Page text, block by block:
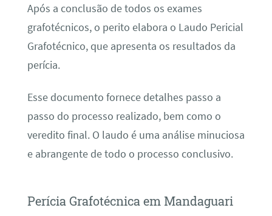
Após a conclusão de todos os exames
grafotécnicos, o perito elabora o Laudo Pericial
Grafotécnico, que apresenta os resultados da
perícia.
Esse documento fornece detalhes passo a
passo do processo realizado, bem como o
veredito final. O laudo é uma análise minuciosa
e abrangente de todo o processo conclusivo.
Perícia Grafotécnica em Mandaguari